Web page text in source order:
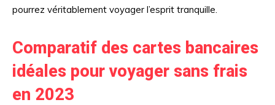
pourrez véritablement voyager l’esprit tranquille.
Comparatif des cartes bancaires
idéales pour voyager sans frais
en 2023